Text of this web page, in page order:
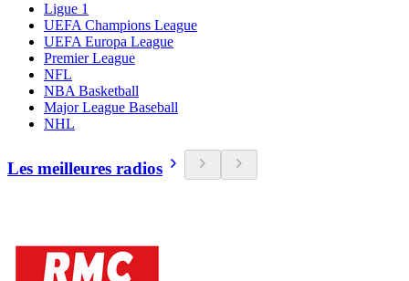
Ligue 1
UEFA Champions League
UEFA Europa League
Premier League
NFL
NBA Basketball
Major League Baseball
NHL
Les meilleures radios